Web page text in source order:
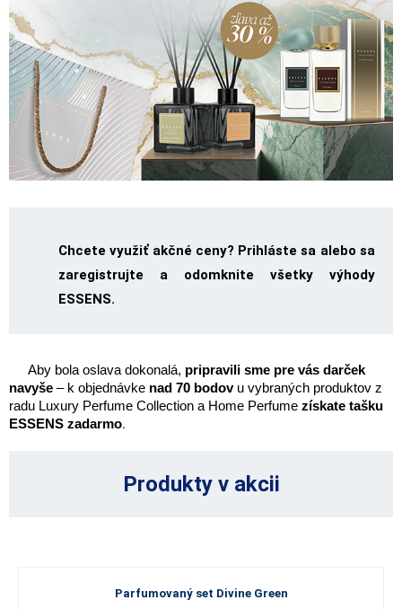
Chcete využiť akčné ceny? Prihláste sa alebo sa
zaregistrujte a odomknite všetky výhody
ESSENS.
Aby bola oslava dokonalá, pripravili sme pre vás darček
navyše – k objednávke nad 70 bodov u vybraných produktov z
radu Luxury Perfume Collection a Home Perfume získate tašku
ESSENS zadarmo.
Produkty v akcii
Parfumovaný set Divine Green